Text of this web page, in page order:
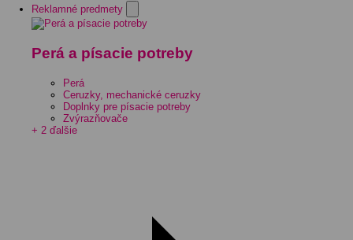
Reklamné predmety
Perá a písacie potreby
Perá
Ceruzky, mechanické ceruzky
Doplnky pre písacie potreby
Zvýrazňovače
+ 2 ďalšie